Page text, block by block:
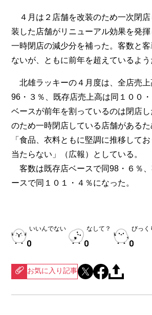
４月は２店舗を改装のため一次閉店
装した店舗がリニューアル効果を発揮
一時閉店の減少分を補った。客数と
ないが、ともに前年を超えているよう
北雄ラッキーの４月度は、全店売上
96・３％、既存店売上高は同１００
ベースが前年を割っているのは閉店し
のため一時閉店している店舗がある
「食品、衣料ともに堅調に推移して
当たらない」（広報）としている。
客数は既存店ベースで同98・６％
ースで同１０１・４％になった。
いいんでない
0
なして？
0
びっく
0
お気に入り記事